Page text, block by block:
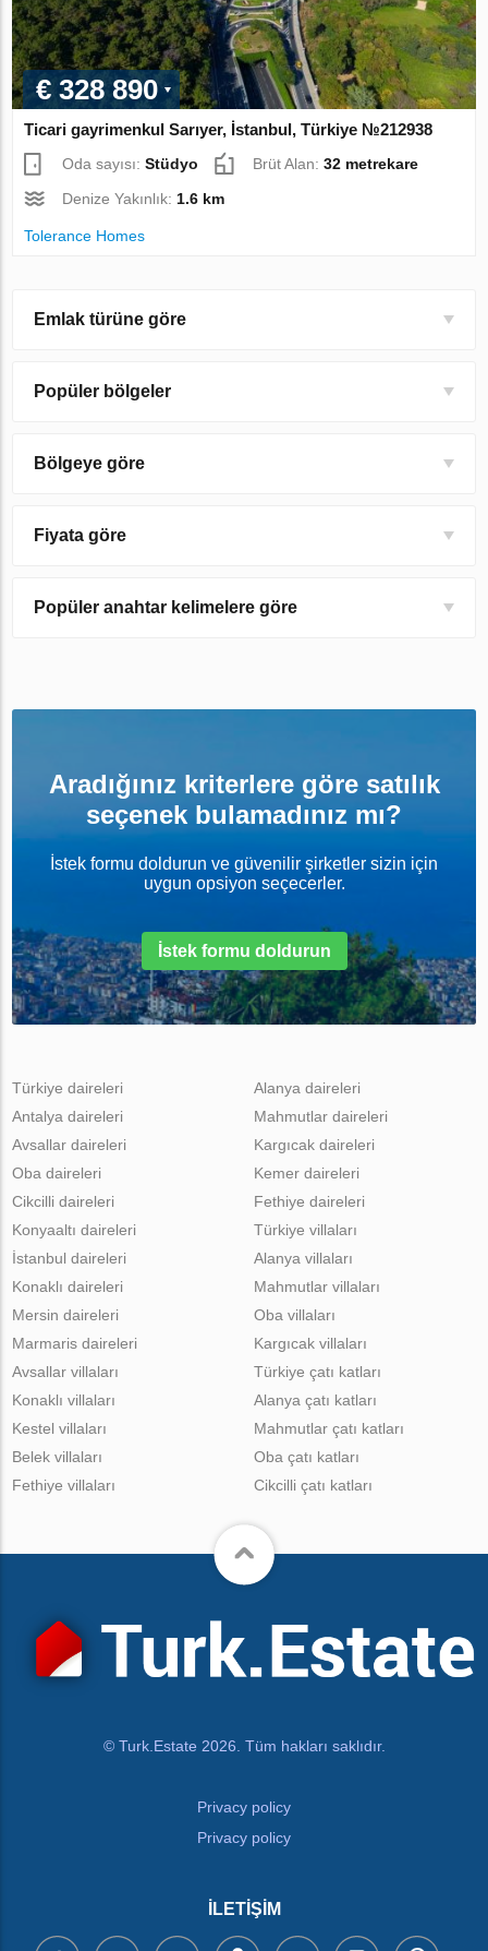
€ 328 890
Ticari gayrimenkul Sarıyer, İstanbul, Türkiye №212938
Oda sayısı:Stüdyo Brüt Alan:32 metrekare
Denize Yakınlık: 1.6 km
Tolerance Homes
Emlak türüne göre
Popüler bölgeler
Bölgeye göre
Fiyata göre
Popüler anahtar kelimelere göre
Aradığınız kriterlere göre satılık
seçenek bulamadınız mı?
İstek formu doldurun ve güvenilir şirketler sizin için
uygun opsiyon seçecerler.
İstek formu doldurun
Türkiye daireleri
Antalya daireleri
Avsallar daireleri
Oba daireleri
Cikcilli daireleri
Alanya daireleri
Mahmutlar daireleri
Kargıcak daireleri
Kemer daireleri
Fethiye daireleri
Konyaaltı daireleri
İstanbul daireleri
Konaklı daireleri
Mersin daireleri
Marmaris daireleri
Türkiye villaları
Alanya villaları
Mahmutlar villaları
Oba villaları
Kargıcak villaları
Avsallar villaları
Konaklı villaları
Kestel villaları
Belek villaları
Fethiye villaları
Türkiye çatı katları
Alanya çatı katları
Mahmutlar çatı katları
Oba çatı katları
Cikcilli çatı katları
© Turk.Estate 2026. Tüm hakları saklıdır.
Privacy policy
Privacy policy
İLETIŞIM